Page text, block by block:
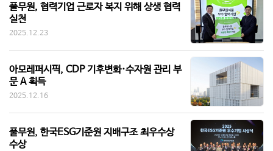
풀무원, 협력기업 근로자 복지 위해 상생 협력
실천
2025.12.23
아모레퍼시픽, CDP 기후변화·수자원 관리 부
문 A 획득
2025.12.16
풀무원, 한국ESG기준원 지배구조 최우수상
수상